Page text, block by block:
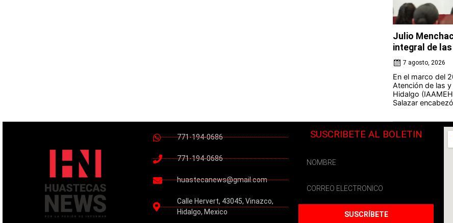
Julio
integral de
7 agosto, 2026
En el marco del
Atención de las
Hidalgo
Salazar
771-194-0686
771-194-0686
huastecanews@gmail.com
Calle Hervert, 43045, Vinazco,
Hidalgo, Mexico
SUSCRIBETE AL BOLETIN
SUSCRÍBETE